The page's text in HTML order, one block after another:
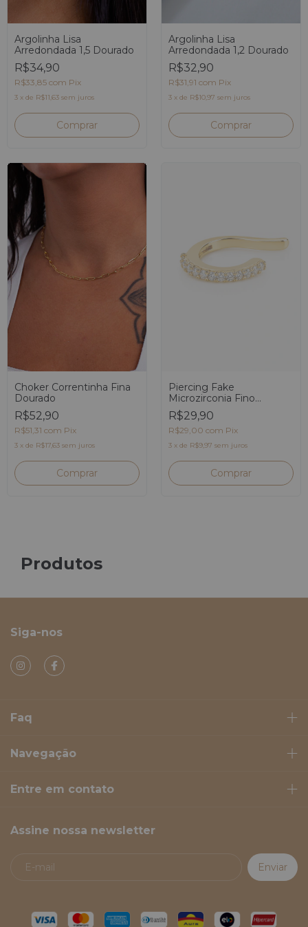
Argolinha Lisa
Arredondada 1,5 Dourado
R$34,90
R$33,85 com Pix
3 x de R$11,63 sem juros
Argolinha Lisa
Arredondada 1,2 Dourado
R$32,90
R$31,91 com Pix
3 x de R$10,97 sem juros
Choker Correntinha Fina
Dourado
R$52,90
R$51,31 com Pix
3 x de R$17,63 sem juros
Piercing Fake
Microzirconia Fino
Dourado
R$29,90
R$29,00 com Pix
3 x de R$9,97 sem juros
Produtos
Siga-nos
Faq
Navegação
Entre em contato
Assine nossa newsletter